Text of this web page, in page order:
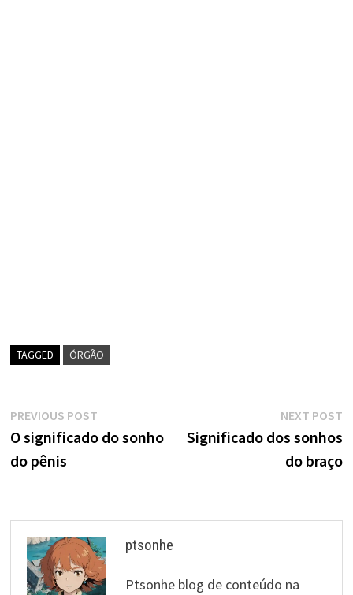
TAGGED ÓRGÃO
Navegação
de
artigos
PREVIOUS POSTPrevious
post:
O significado do sonho
do pênis
NEXT POST
Significado dos sonhos
do braço
ptsonhe
Ptsonhe blog de conteúdo na